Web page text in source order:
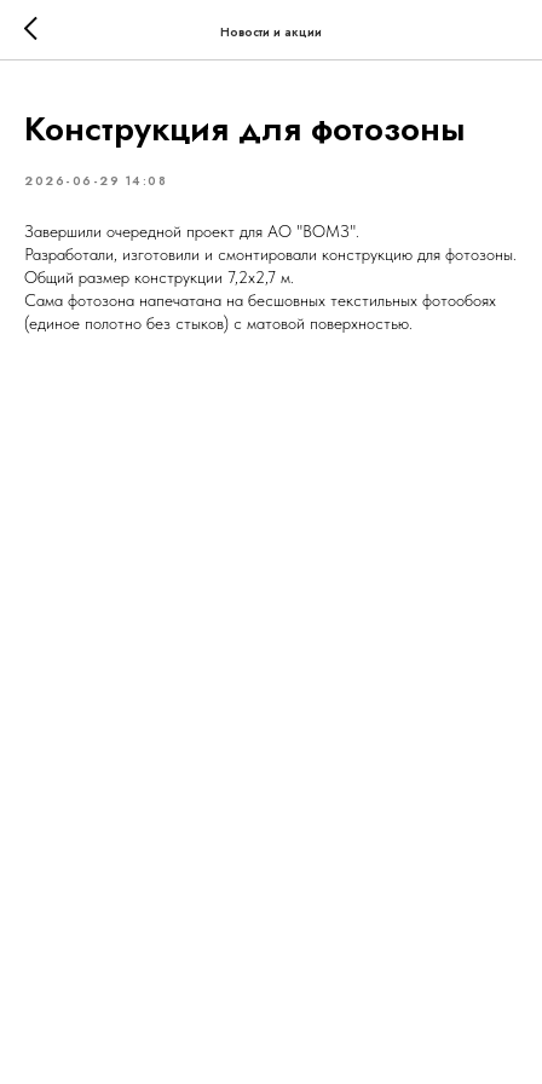
Новости и акции
Конструкция для фотозоны
2026-06-29 14:08
Завершили очередной проект для АО "ВОМЗ".
Разработали, изготовили и смонтировали конструкцию для фотозоны.
Общий размер конструкции 7,2х2,7 м.
Сама фотозона напечатана на бесшовных текстильных фотообоях
(единое полотно без стыков) с матовой поверхностью.